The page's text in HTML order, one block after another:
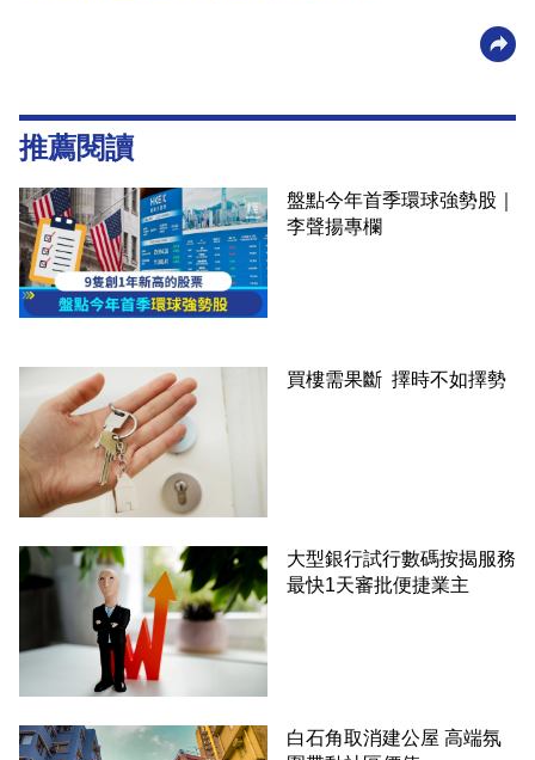
推薦閱讀
盤點今年首季環球強勢股｜
李聲揚專欄
買樓需果斷 擇時不如擇勢
大型銀行試行數碼按揭服務
最快1天審批便捷業主
白石角取消建公屋 高端氛